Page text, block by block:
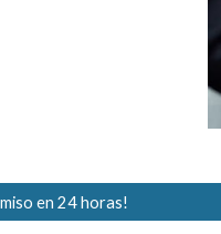
en 24 horas!